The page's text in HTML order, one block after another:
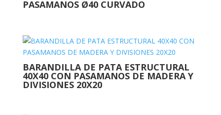
PASAMANOS Ø40 CURVADO
BARANDILLA DE PATA ESTRUCTURAL
40X40 CON PASAMANOS DE MADERA Y
DIVISIONES 20X20